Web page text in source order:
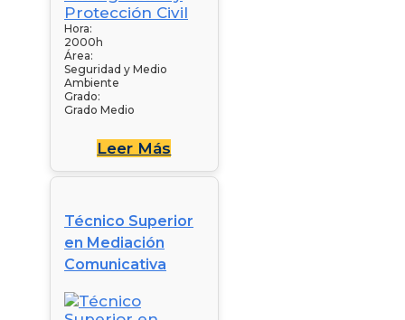
Hora:
2000h
Área:
Seguridad y Medio
Ambiente
Grado:
Grado Medio
Leer Más
Técnico Superior
en Mediación
Comunicativa